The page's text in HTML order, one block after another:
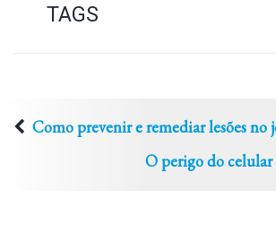
TAGS
Como prevenir e remediar lesões no
O perigo do celular